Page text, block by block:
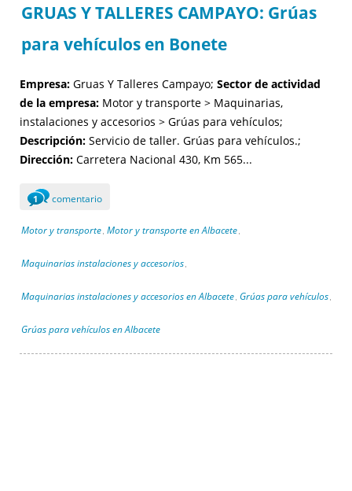
GRUAS Y TALLERES CAMPAYO: Grúas
para vehículos en Bonete
Empresa: Gruas Y Talleres Campayo; Sector de actividad
de la empresa: Motor y transporte > Maquinarias,
instalaciones y accesorios > Grúas para vehículos;
Descripción: Servicio de taller. Grúas para vehículos.;
Dirección: Carretera Nacional 430, Km 565...
1 comentario
Motor y transporte , Motor y transporte en Albacete ,
Maquinarias instalaciones y accesorios ,
Maquinarias instalaciones y accesorios en Albacete , Grúas para vehículos ,
Grúas para vehículos en Albacete